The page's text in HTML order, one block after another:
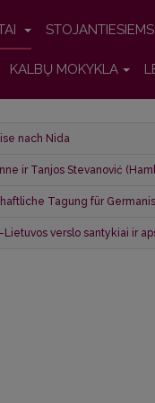
STOJANTIESIEMS
KALBŲ MOKYKLA
nach Nida
ir Tanjos Stevanović
Tagung für
verslo santykiai ir